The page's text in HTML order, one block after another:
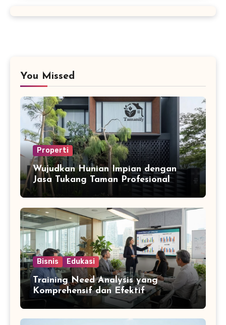
You Missed
Properti
Wujudkan Hunian Impian dengan
Jasa Tukang Taman Profesional
Bisnis Edukasi
Training Need Analysis yang
Komprehensif dan Efektif